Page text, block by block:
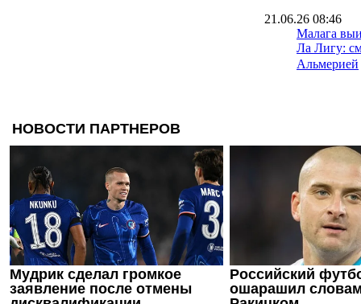
21.06.26 08:46
Малага
Ла Лигу:
Альмерией
08.06.26 09:40
Малага
к
07.06.26 16:16
Выборы
сенсация